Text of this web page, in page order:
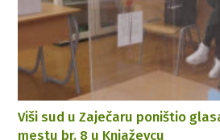
Viši sud u Zaječaru poništio
mestu br. 8 u Knjaževcu